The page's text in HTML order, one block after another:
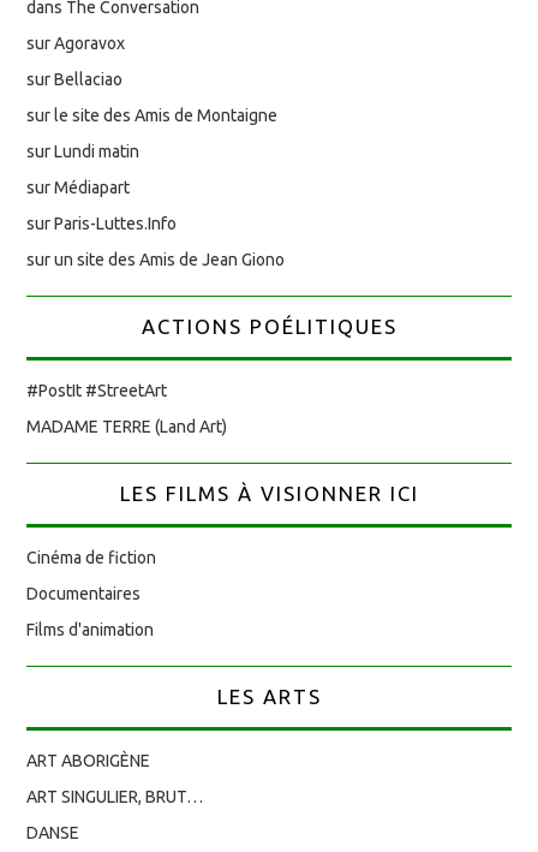
dans The Conversation
sur Agoravox
sur Bellaciao
sur le site des Amis de Montaigne
sur Lundi matin
sur Médiapart
sur Paris-Luttes.Info
sur un site des Amis de Jean Giono
ACTIONS POÉLITIQUES
#PostIt #StreetArt
MADAME TERRE (Land Art)
LES FILMS À VISIONNER ICI
Cinéma de fiction
Documentaires
Films d'animation
LES ARTS
ART ABORIGÈNE
ART SINGULIER, BRUT…
DANSE